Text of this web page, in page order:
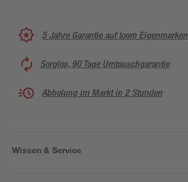
5 Jahre Garantie auf toom Eigenmarken
Sorglos, 90 Tage Umtauschgarantie
Abholung im Markt in 2 Stunden
Wissen & Service